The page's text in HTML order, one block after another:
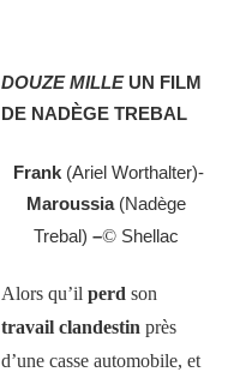
DOUZE MILLEUN FILM
DE NADÈGE TREBAL
Frank (Ariel Worthalter)-
Maroussia (Nadège
Trebal) –© Shellac
Alors qu’il perd son
travail clandestin près
d’une casse automobile, et